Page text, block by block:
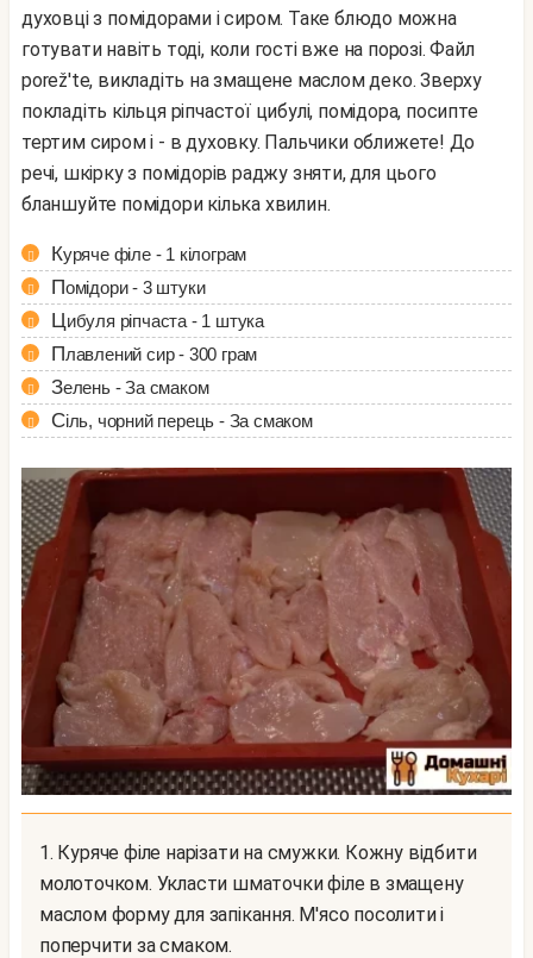
духовці з помідорами і сиром. Таке блюдо можна
готувати навіть тоді, коли гості вже на порозі. Файл
porež'te, викладіть на змащене маслом деко. Зверху
покладіть кільця ріпчастої цибулі, помідора, посипте
тертим сиром і - в духовку. Пальчики оближете! До
речі, шкірку з помідорів раджу зняти, для цього
бланшуйте помідори кілька хвилин.
Куряче філе - 1 кілограм
Помідори - 3 штуки
Цибуля ріпчаста - 1 штука
Плавлений сир - 300 грам
Зелень - За смаком
Сіль, чорний перець - За смаком
1. Куряче філе нарізати на смужки. Кожну відбити
молоточком. Укласти шматочки філе в змащену
маслом форму для запікання. М'ясо посолити і
поперчити за смаком.